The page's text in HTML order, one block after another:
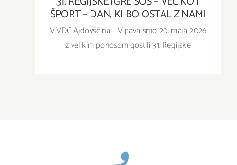
ŠPORT – DAN, KI BO OSTAL Z NAMI
V VDC Ajdovščina – Vipava smo 20. maja 2026
z velikim ponosom gostili 31. Regijske